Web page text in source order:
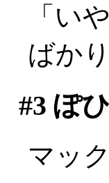
「い
ばか
#3 ぽ
マッ